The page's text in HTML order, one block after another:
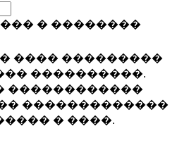
� ��������
���� ���������
����������.
������������
�������������
� ����.